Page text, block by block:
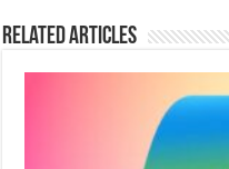
Related Articles